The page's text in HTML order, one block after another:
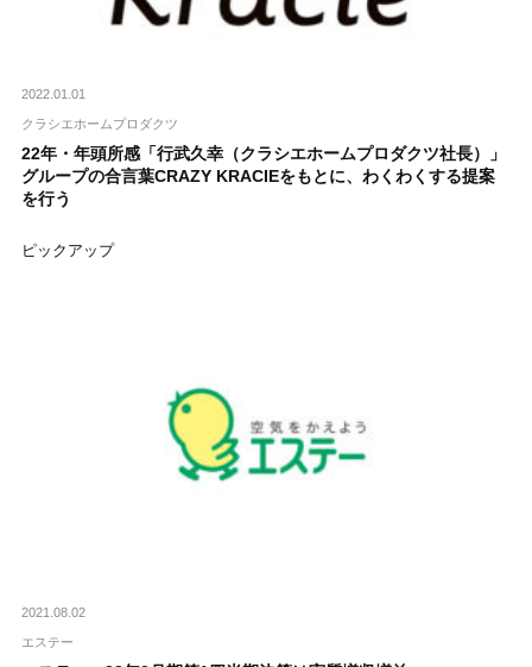
2022.01.01
クラシエホームプロダクツ
22年・年頭所感「行武久幸（クラシエホームプロダクツ社長）」
グループの合言葉CRAZY KRACIEをもとに、わくわくする提案
を行う
ピックアップ
2021.08.02
エステー